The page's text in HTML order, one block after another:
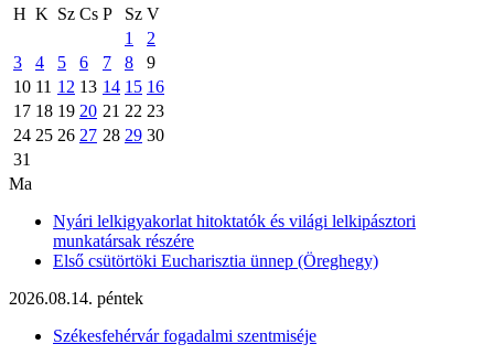
H K Sz Cs P Sz V
1
2
3
4 5 6 7 8
9
10 11 12 13 14 15 16
17 18 19 20 21 22 23
24 25 26 27 28 29 30
31
Ma
Nyári lelkigyakorlat hitoktatók és világi lelkipásztori
munkatársak részére
Első csütörtöki Eucharisztia ünnep (Öreghegy)
2026.08.14. péntek
Székesfehérvár fogadalmi szentmiséje